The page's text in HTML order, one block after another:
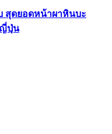
สุดยอดหน้าผาหินบะ
ญี่ปุ่น